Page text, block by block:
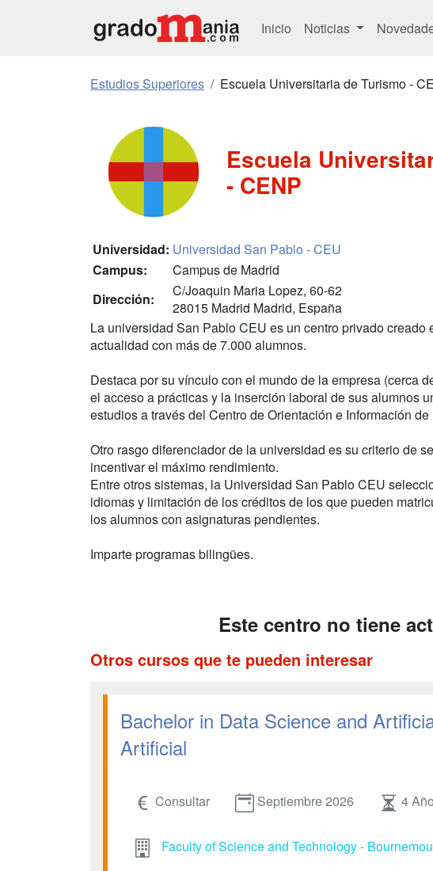
Inicio Noticias
Estudios Superiores Escuela Universitaria de Turismo -
Escuela
- CENP
Universidad: Universidad San Pablo - CEU
Campus:
Campus de Madrid
Dirección:
C/Joaquin Maria Lopez, 60-62
28015 Madrid Madrid, España
La universidad San Pablo CEU es un centro privado creado
actualidad con más de 7.000 alumnos.
Destaca por su vínculo con el mundo de la empresa (cerca
el acceso a prácticas y la inserción laboral de sus alumnos
estudios a través del Centro de Orientación e Información
Otro rasgo diferenciador de la universidad es su criterio de
incentivar el máximo rendimiento.
Entre otros sistemas, la Universidad San Pablo CEU
idiomas y limitación de los créditos de los que pueden
los alumnos con asignaturas pendientes.
Imparte programas bilingües.
Este centro no tiene
Otros cursos que te pueden interesar
Bachelor in Data Science and
Artificial
Consultar Septiembre 2026 4
Faculty of Science and Technology -